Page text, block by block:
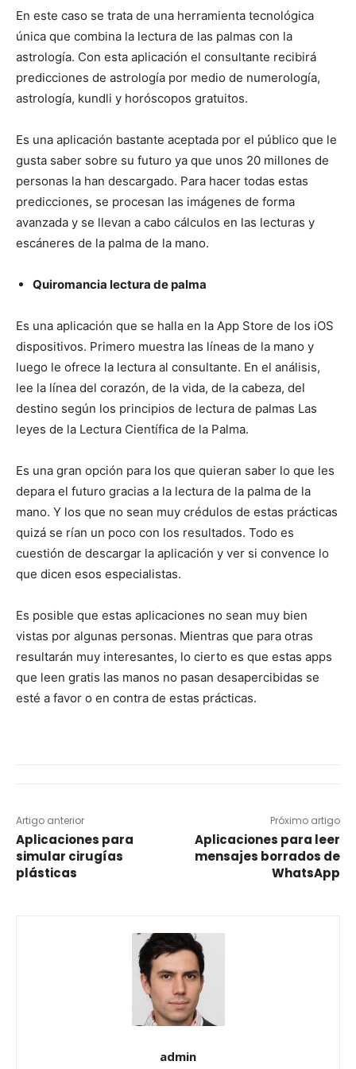
En este caso se trata de una herramienta tecnológica
única que combina la lectura de las palmas con la
astrología. Con esta aplicación el consultante recibirá
predicciones de astrología por medio de numerología,
astrología, kundli y horóscopos gratuitos.
Es una aplicación bastante aceptada por el público que le
gusta saber sobre su futuro ya que unos 20 millones de
personas la han descargado. Para hacer todas estas
predicciones, se procesan las imágenes de forma
avanzada y se llevan a cabo cálculos en las lecturas y
escáneres de la palma de la mano.
Quiromancia lectura de palma
Es una aplicación que se halla en la App Store de los iOS
dispositivos. Primero muestra las líneas de la mano y
luego le ofrece la lectura al consultante. En el análisis,
lee la línea del corazón, de la vida, de la cabeza, del
destino según los principios de lectura de palmas Las
leyes de la Lectura Científica de la Palma.
Es una gran opción para los que quieran saber lo que les
depara el futuro gracias a la lectura de la palma de la
mano. Y los que no sean muy crédulos de estas prácticas
quizá se rían un poco con los resultados. Todo es
cuestión de descargar la aplicación y ver si convence lo
que dicen esos especialistas.
Es posible que estas aplicaciones no sean muy bien
vistas por algunas personas. Mientras que para otras
resultarán muy interesantes, lo cierto es que estas apps
que leen gratis las manos no pasan desapercibidas se
esté a favor o en contra de estas prácticas.
Artigo anterior
Aplicaciones para
simular cirugías
plásticas
Próximo artigo
Aplicaciones para leer
mensajes borrados de
WhatsApp
admin